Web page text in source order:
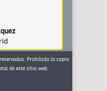
Prohibida la copia
de este sitio web.